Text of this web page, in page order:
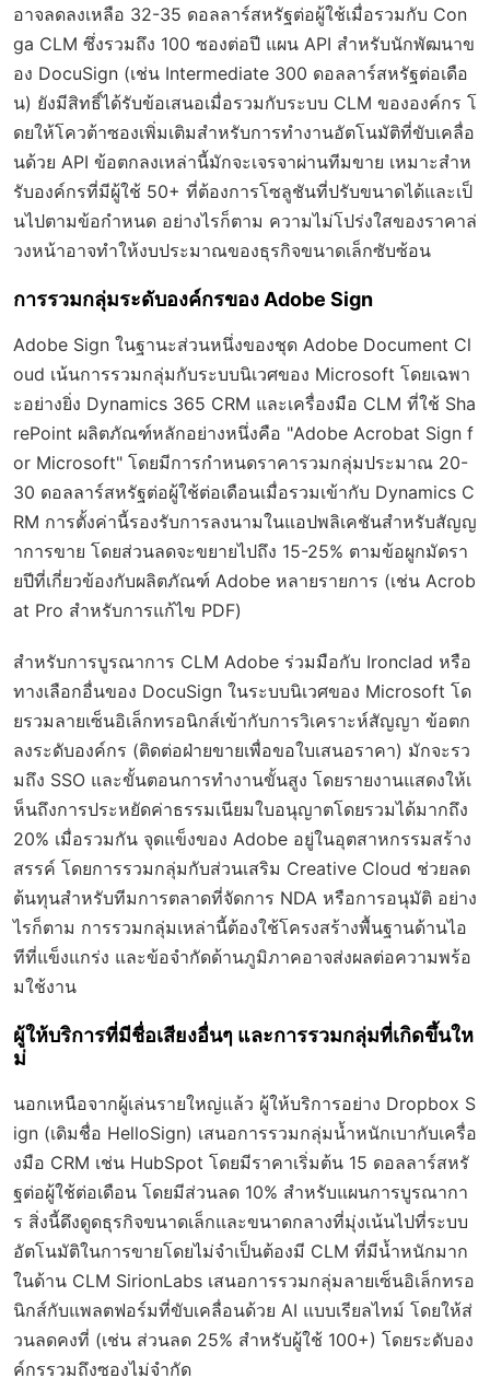
อาจลดลงเหลือ 32-35 ดอลลาร์สหรัฐต่อผู้ใช้เมื่อรวมกับ Con
ga CLM ซึ่งรวมถึง 100 ซองต่อปี แผน API สำหรับนักพัฒนาข
อง DocuSign (เช่น Intermediate 300 ดอลลาร์สหรัฐต่อเดือ
น) ยังมีสิทธิ์ได้รับข้อเสนอเมื่อรวมกับระบบ CLM ขององค์กร โ
ดยให้โควต้าซองเพิ่มเติมสำหรับการทำงานอัตโนมัติที่ขับเคลื่อ
นด้วย API ข้อตกลงเหล่านี้มักจะเจรจาผ่านทีมขาย เหมาะสำห
รับองค์กรที่มีผู้ใช้ 50+ ที่ต้องการโซลูชันที่ปรับขนาดได้และเป็
นไปตามข้อกำหนด อย่างไรก็ตาม ความไม่โปร่งใสของราคาล่
วงหน้าอาจทำให้งบประมาณของธุรกิจขนาดเล็กซับซ้อน
การรวมกลุ่มระดับองค์กรของ Adobe Sign
Adobe Sign ในฐานะส่วนหนึ่งของชุด Adobe Document Cl
oud เน้นการรวมกลุ่มกับระบบนิเวศของ Microsoft โดยเฉพา
ะอย่างยิ่ง Dynamics 365 CRM และเครื่องมือ CLM ที่ใช้ Sha
rePoint ผลิตภัณฑ์หลักอย่างหนึ่งคือ "Adobe Acrobat Sign f
or Microsoft" โดยมีการกำหนดราคารวมกลุ่มประมาณ 20-
30 ดอลลาร์สหรัฐต่อผู้ใช้ต่อเดือนเมื่อรวมเข้ากับ Dynamics C
RM การตั้งค่านี้รองรับการลงนามในแอปพลิเคชันสำหรับสัญญ
าการขาย โดยส่วนลดจะขยายไปถึง 15-25% ตามข้อผูกมัดรา
ยปีที่เกี่ยวข้องกับผลิตภัณฑ์ Adobe หลายรายการ (เช่น Acrob
at Pro สำหรับการแก้ไข PDF)
สำหรับการบูรณาการ CLM Adobe ร่วมมือกับ Ironclad หรือ
ทางเลือกอื่นของ DocuSign ในระบบนิเวศของ Microsoft โด
ยรวมลายเซ็นอิเล็กทรอนิกส์เข้ากับการวิเคราะห์สัญญา ข้อตก
ลงระดับองค์กร (ติดต่อฝ่ายขายเพื่อขอใบเสนอราคา) มักจะรว
มถึง SSO และขั้นตอนการทำงานขั้นสูง โดยรายงานแสดงให้เ
ห็นถึงการประหยัดค่าธรรมเนียมใบอนุญาตโดยรวมได้มากถึง
20% เมื่อรวมกัน จุดแข็งของ Adobe อยู่ในอุตสาหกรรมสร้าง
สรรค์ โดยการรวมกลุ่มกับส่วนเสริม Creative Cloud ช่วยลด
ต้นทุนสำหรับทีมการตลาดที่จัดการ NDA หรือการอนุมัติ อย่าง
ไรก็ตาม การรวมกลุ่มเหล่านี้ต้องใช้โครงสร้างพื้นฐานด้านไอ
ทีที่แข็งแกร่ง และข้อจำกัดด้านภูมิภาคอาจส่งผลต่อความพร้อ
มใช้งาน
ผู้ให้บริการที่มีชื่อเสียงอื่นๆ และการรวมกลุ่มที่เกิดขึ้นให
ม่
นอกเหนือจากผู้เล่นรายใหญ่แล้ว ผู้ให้บริการอย่าง Dropbox S
ign (เดิมชื่อ HelloSign) เสนอการรวมกลุ่มน้ำหนักเบากับเครื่อ
งมือ CRM เช่น HubSpot โดยมีราคาเริ่มต้น 15 ดอลลาร์สหรั
ฐต่อผู้ใช้ต่อเดือน โดยมีส่วนลด 10% สำหรับแผนการบูรณากา
ร สิ่งนี้ดึงดูดธุรกิจขนาดเล็กและขนาดกลางที่มุ่งเน้นไปที่ระบบ
อัตโนมัติในการขายโดยไม่จำเป็นต้องมี CLM ที่มีน้ำหนักมาก
ในด้าน CLM SirionLabs เสนอการรวมกลุ่มลายเซ็นอิเล็กทรอ
นิกส์กับแพลตฟอร์มที่ขับเคลื่อนด้วย AI แบบเรียลไทม์ โดยให้ส่
วนลดคงที่ (เช่น ส่วนลด 25% สำหรับผู้ใช้ 100+) โดยระดับอง
ค์กรรวมถึงซองไม่จำกัด